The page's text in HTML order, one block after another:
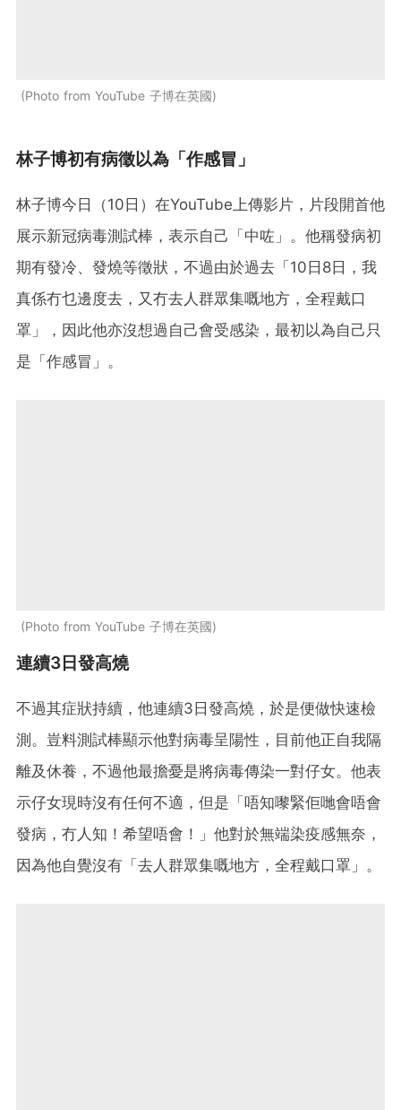
Photo from YouTube 子博在英國
林子博初有病徵以為「作感冒」
林子博今日（10日）在YouTube上傳影片，片段開首他
展示新冠病毒測試棒，表示自己「中咗」。他稱發病初
期有發冷、發燒等徵狀，不過由於過去「10日8日，我
真係冇乜邊度去，又冇去人群眾集嘅地方，全程戴口
罩」，因此他亦沒想過自己會受感染，最初以為自己只
是「作感冒」。
Photo from YouTube 子博在英國
連續3日發高燒
不過其症狀持續，他連續3日發高燒，於是便做快速檢
測。豈料測試棒顯示他對病毒呈陽性，目前他正自我隔
離及休養，不過他最擔憂是將病毒傳染一對仔女。他表
示仔女現時沒有任何不適，但是「唔知嚟緊佢哋會唔會
發病，冇人知！希望唔會！」他對於無端染疫感無奈，
因為他自覺沒有「去人群眾集嘅地方，全程戴口罩」。